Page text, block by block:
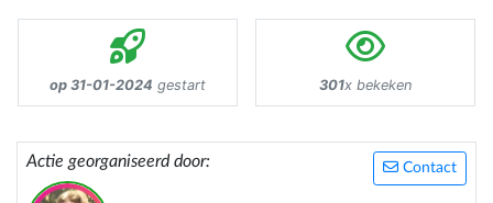
op 31-01-2024 gestart 301x bekeken
Contact
Actie georganiseerd door: